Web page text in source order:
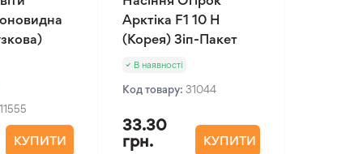
11555
КУПИТИ
Арктіка F1 10 Н
(Корея) Зіп-Пакет
В наявності
Код товару: 31044
33.30
грн.
КУПИТИ